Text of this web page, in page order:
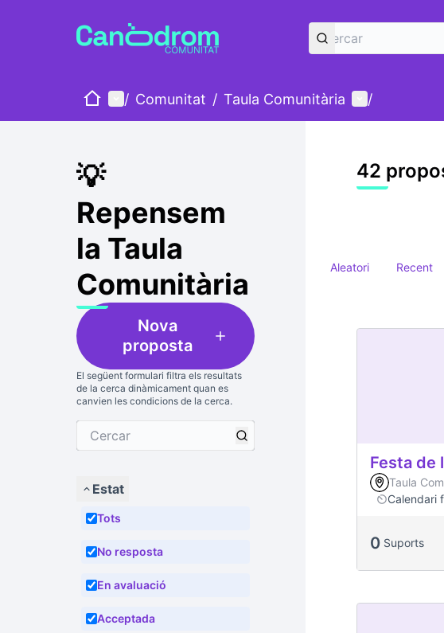
IniciMenú principal
/ Comunitat / Taula Comunitària Menú d'usuari
/
💡
Repensem
la Taula
Comunitària
Nova
proposta
El següent formulari filtra els resultats
de la cerca dinàmicament quan es
canvien les condicions de la cerca.
Estat
Tots
No resposta
En avaluació
Acceptada
42
Aleatori Recent
Festa de
Taula
Calendari
0 Suports